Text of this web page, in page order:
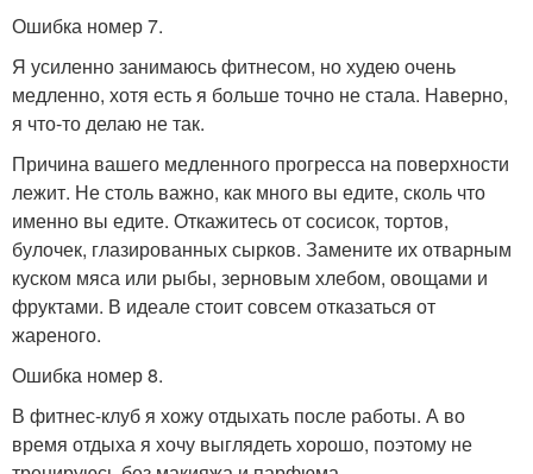
Ошибка номер 7.
Я усиленно занимаюсь фитнесом, но худею очень
медленно, хотя есть я больше точно не стала. Наверно,
я что-то делаю не так.
Причина вашего медленного прогресса на поверхности
лежит. Не столь важно, как много вы едите, сколь что
именно вы едите. Откажитесь от сосисок, тортов,
булочек, глазированных сырков. Замените их отварным
куском мяса или рыбы, зерновым хлебом, овощами и
фруктами. В идеале стоит совсем отказаться от
жареного.
Ошибка номер 8.
В фитнес-клуб я хожу отдыхать после работы. А во
время отдыха я хочу выглядеть хорошо, поэтому не